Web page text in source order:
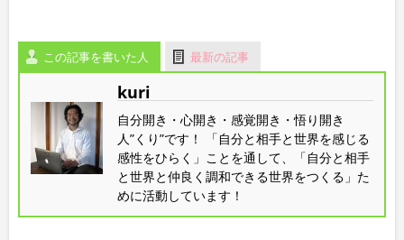
この記事を書いた人 最新の記事
kuri
自分開き・心開き・感覚開き・悟り開き
人”くり”です！ 「自分と相手と世界を感じる
感性をひらく」ことを通して、「自分と相手
と世界と仲良く調和できる世界をつくる」た
めに活動しています！